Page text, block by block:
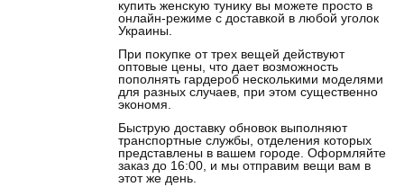
купить женскую тунику вы можете просто в
онлайн-режиме с доставкой в любой уголок
Украины.
При покупке от трех вещей действуют
оптовые цены, что дает возможность
пополнять гардероб несколькими моделями
для разных случаев, при этом существенно
экономя.
Быструю доставку обновок выполняют
транспортные службы, отделения которых
представлены в вашем городе. Оформляйте
заказ до 16:00, и мы отправим вещи вам в
этот же день.